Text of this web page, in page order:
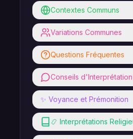
Contextes Communs
Variations Communes
Questions Fréquentes
Conseils d'Interprétation
✨ Voyance et Prémonition
📿 Interprétations